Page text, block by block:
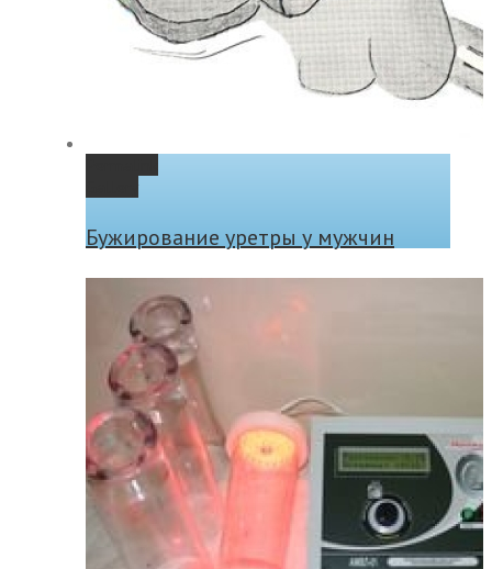
Бужирование уретры у мужчин